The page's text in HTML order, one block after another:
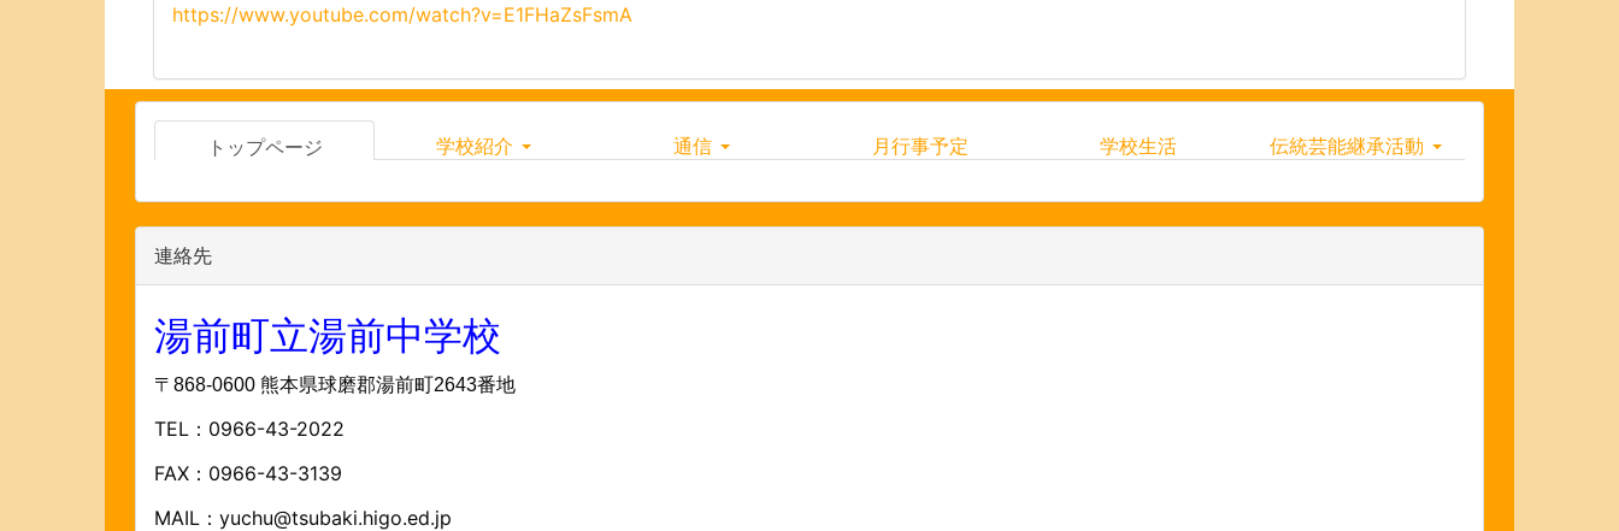
https://www.youtube.com/watch?v=E1FHaZsFsmA
トップページ 学校紹介 通信 月行事予定 学校生活 伝統芸能継承活動
連絡先
湯前町立湯前中学校
〒868-0600 熊本県球磨郡湯前町2643番地
TEL：0966-43-2022
FAX：0966-43-3139
MAIL：yuchu@tsubaki.higo.ed.jp